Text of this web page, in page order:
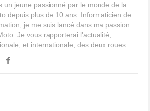
un jeune passionné par le monde de la
depuis plus de 10 ans. Informaticien de
je me suis lancé dans ma passion :
Je vous rapporterai l'actualité,
et internationale, des deux roues.